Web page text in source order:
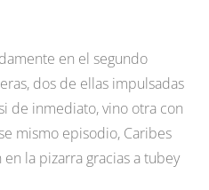
en el segundo
dos de ellas impulsadas
de inmediato, vino otra con
mismo episodio, Caribes
la pizarra gracias a tubey